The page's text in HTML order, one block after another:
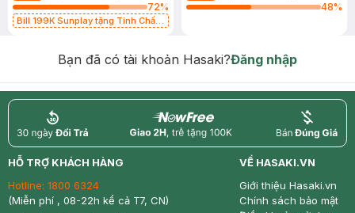
72%
Bill 199K Sunplay tặng Tinh Chất
48%
Bạn đã có tài khoản Hasaki?Đăng nhập
return nowfree price
HỖ TRỢ KHÁCH HÀNG
Hotline: 1800 6324
(Miễn phí , 08-22h kể cả T7, CN)
VỀ HASAKI.VN
Giới thiệu Hasaki.vn
Chính sách bảo mật